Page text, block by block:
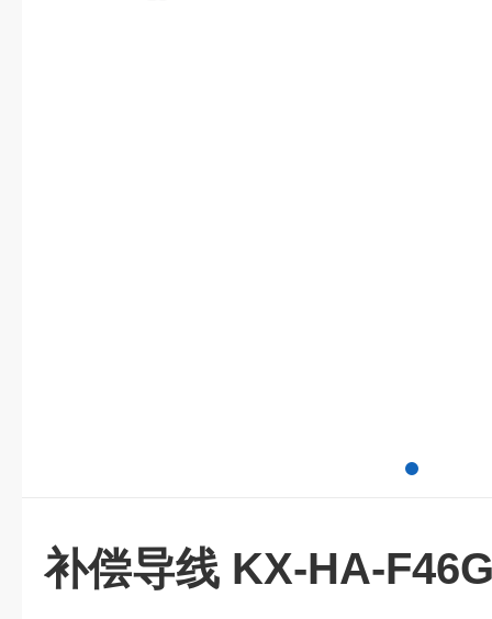
补偿导线 KX-HA-